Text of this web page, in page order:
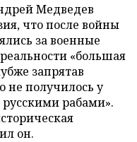
Медведев
что после войны
за военные
«большая
запрятав
не получилось у
рабами».
он.